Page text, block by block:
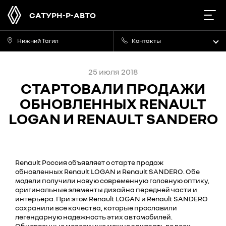
САТУРН-Р-АВТО
Нижний Тагил Контакты
25 июля 2018
СТАРТОВАЛИ ПРОДАЖИ
ОБНОВЛЕННЫХ RENAULT
LOGAN И RENAULT SANDERO
Renault Россия объявляет о старте продаж
обновленных Renault LOGAN и Renault SANDERO. Обе
модели получили новую современную головную оптику,
оригинальные элементы дизайна передней части и
интерьера. При этом Renault LOGAN и Renault SANDERO
сохранили все качества, которые прославили
легендарную надежность этих автомобилей.